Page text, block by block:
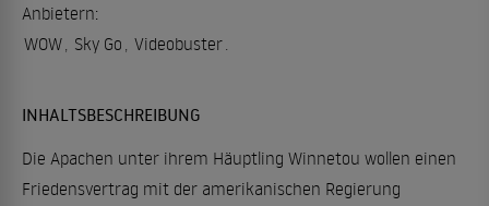
Anbietern:
WOW Sky Go Videobuster
INHALTSBESCHREIBUNG
Die Apachen unter ihrem Häuptling Winnetou wollen einen
Friedensvertrag mit der amerikanischen Regierung